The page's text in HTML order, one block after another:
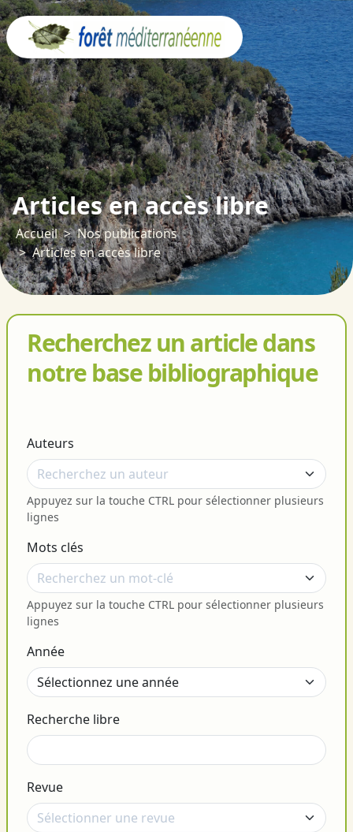
Articles en accès libre
Accueil
Nos publications
Articles en accès libre
Recherchez un article dans
notre base bibliographique
Auteurs
Appuyez sur la touche CTRL pour sélectionner plusieurs
lignes
Mots clés
Appuyez sur la touche CTRL pour sélectionner plusieurs
lignes
Année
Recherche libre
Revue
Panneau de gestion des cookies